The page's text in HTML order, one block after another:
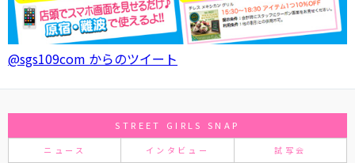
@sgs109com からのツイート
STREET GIRLS SNAP
ニュース インタビュー 試写会